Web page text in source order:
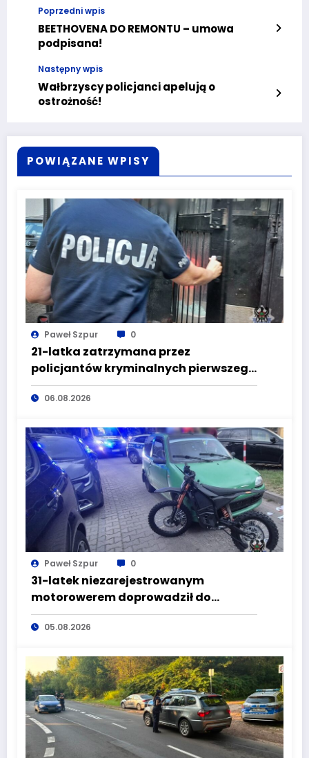
Poprzedni wpis
BEETHOVENA DO REMONTU – umowa
podpisana!
Następny wpis
Wałbrzyscy policjanci apelują o
ostrożność!
POWIĄZANE WPISY
Paweł Szpur 0
21-latka zatrzymana przez
policjantów kryminalnych pierwszego
komisariatu za kradzieże sklepowe
06.08.2026
Paweł Szpur 0
31-latek niezarejestrowanym
motorowerem doprowadził do
wypadku będąc pod wpływem
alkoholu
05.08.2026